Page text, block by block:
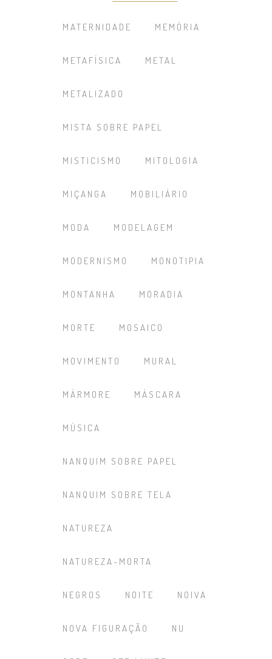
MATERNIDADE MEMÓRIA
METAFÍSICA METAL
METALIZADO
MISTA SOBRE PAPEL
MISTICISMO MITOLOGIA
MIÇANGA MOBILIÁRIO
MODA MODELAGEM
MODERNISMO MONOTIPIA
MONTANHA MORADIA
MORTE MOSAICO
MOVIMENTO MURAL
MÁRMORE MÁSCARA
MÚSICA
NANQUIM SOBRE PAPEL
NANQUIM SOBRE TELA
NATUREZA
NATUREZA-MORTA
NEGROS NOITE NOIVA
NOVA FIGURAÇÃO NU